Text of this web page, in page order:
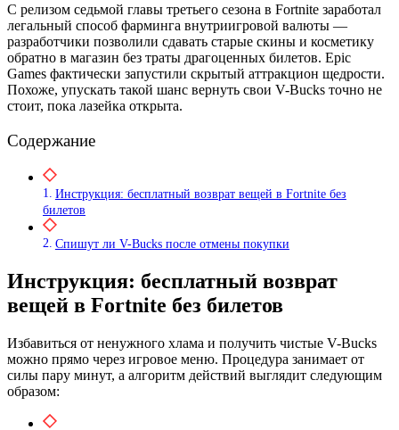
С релизом седьмой главы третьего сезона в Fortnite заработал
легальный способ фарминга внутриигровой валюты —
разработчики позволили сдавать старые скины и косметику
обратно в магазин без траты драгоценных билетов. Epic
Games фактически запустили скрытый аттракцион щедрости.
Похоже, упускать такой шанс вернуть свои V-Bucks точно не
стоит, пока лазейка открыта.
Содержание
Инструкция: бесплатный возврат вещей в Fortnite без
билетов
Спишут ли V-Bucks после отмены покупки
Инструкция: бесплатный возврат
вещей в Fortnite без билетов
Избавиться от ненужного хлама и получить чистые V-Bucks
можно прямо через игровое меню. Процедура занимает от
силы пару минут, а алгоритм действий выглядит следующим
образом: